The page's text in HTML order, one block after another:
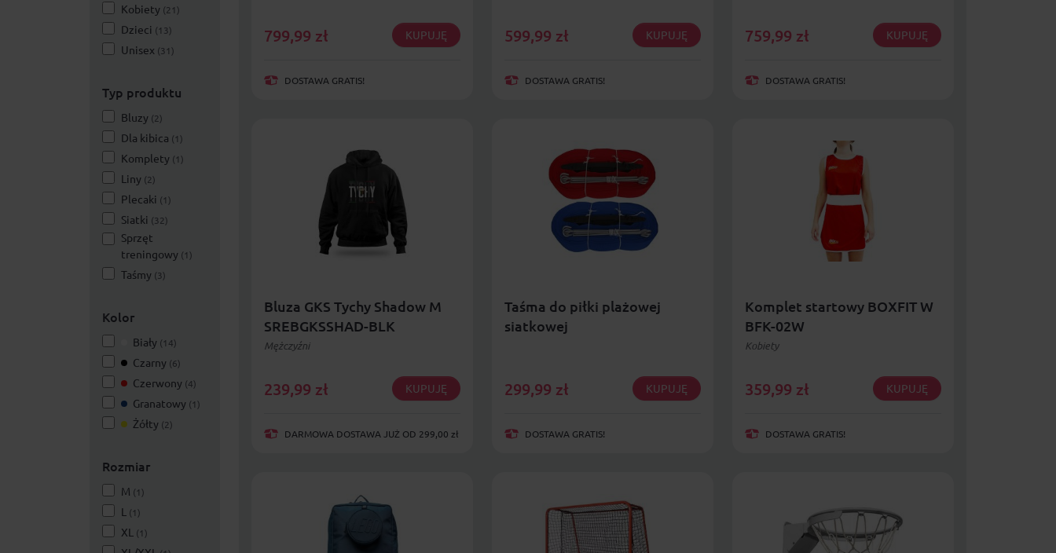
Kobiety (21)
Dzieci (13)
Unisex (31)
Typ produktu
Bluzy (2)
Dla kibica (1)
Komplety (1)
Liny (2)
Plecaki (1)
Siatki (32)
Sprzęt
treningowy (1)
Taśmy (3)
Kolor
Biały (14)
Czarny (6)
Czerwony (4)
Granatowy (1)
Żółty (2)
Rozmiar
M (1)
L (1)
XL (1)
799,99 zł KUPUJĘ
DOSTAWA GRATIS!
599,99 zł KUPUJĘ
DOSTAWA GRATIS!
759,99 zł KUPUJĘ
DOSTAWA GRATIS!
Bluza GKS Tychy Shadow M
SREBGKSSHAD-BLK
Mężczyźni
239,99 zł KUPUJĘ
DARMOWA DOSTAWA JUŻ OD 299,00 zł
Taśma do piłki plażowej
siatkowej
299,99 zł KUPUJĘ
DOSTAWA GRATIS!
Komplet startowy BOXFIT W
BFK-02W
Kobiety
359,99 zł KUPUJĘ
DOSTAWA GRATIS!